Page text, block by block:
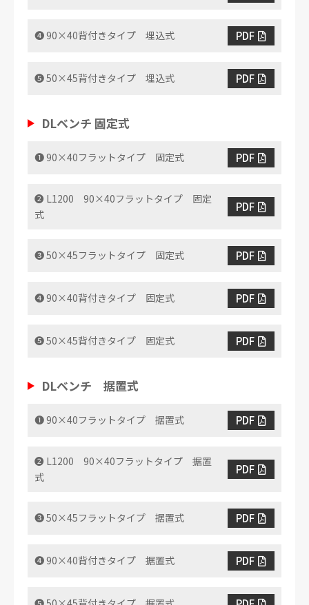
❹ 90×40背付きタイプ 埋込式 PDF
❺ 50×45背付きタイプ 埋込式 PDF
DLベンチ 固定式
❶ 90×40フラットタイプ 固定式 PDF
❷ L1200 90×40フラットタイプ 固定
式
PDF
❸ 50×45フラットタイプ 固定式 PDF
❹ 90×40背付きタイプ 固定式 PDF
❺ 50×45背付きタイプ 固定式 PDF
DLベンチ 据置式
❶ 90×40フラットタイプ 据置式 PDF
❷ L1200 90×40フラットタイプ 据置
式
PDF
❸ 50×45フラットタイプ 据置式 PDF
❹ 90×40背付きタイプ 据置式 PDF